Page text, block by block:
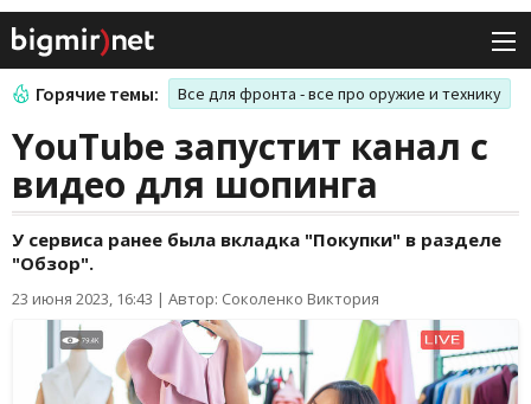
Горячие темы: Все для фронта - все про оружие и технику
YouTube запустит канал с
видео для шопинга
У сервиса ранее была вкладка "Покупки" в разделе
"Обзор".
23 июня 2023, 16:43 | Автор: Соколенко Виктория